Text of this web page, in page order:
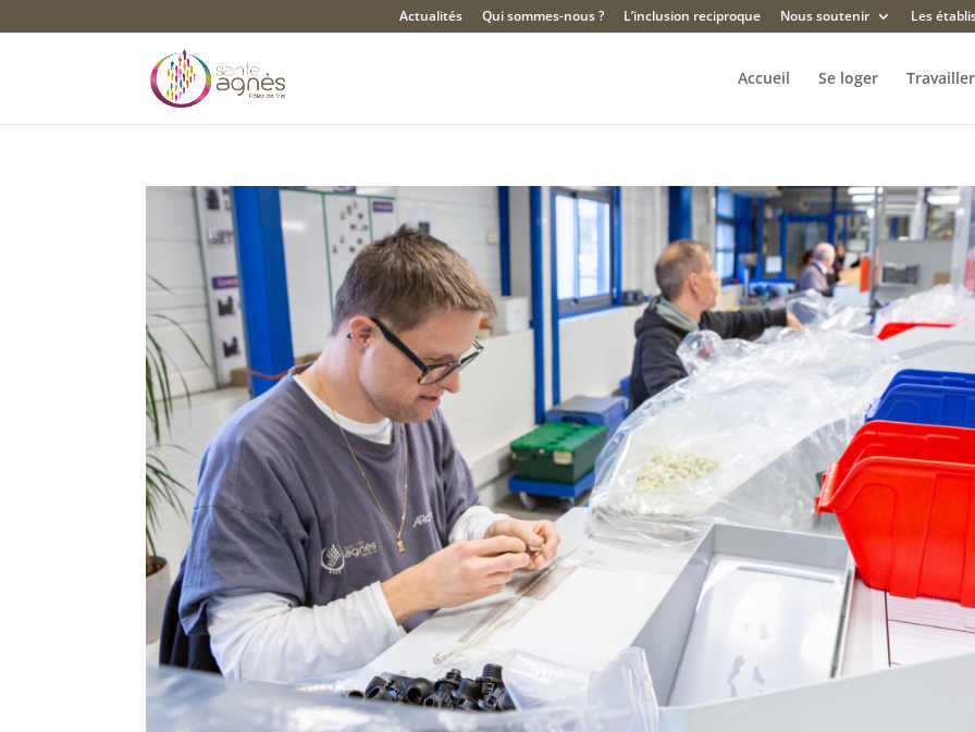
Actualités Qui sommes-nous ? L’inclusion reciproque Nous soutenir Les
Accueil Se loger Travailler